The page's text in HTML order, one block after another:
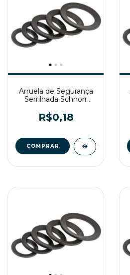
Arruela de Segurança
Serrilhada Schnorr
R$0,18